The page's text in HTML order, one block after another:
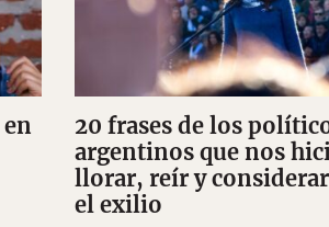
20 frases de los
argentinos que nos
llorar, reír y considerar
el exilio